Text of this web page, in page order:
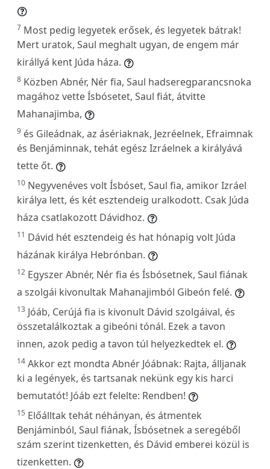
7 Most pedig legyetek erősek, és legyetek bátrak!
Mert uratok, Saul meghalt ugyan, de engem már
királlyá kent Júda háza.
8 Közben Abnér, Nér fia, Saul hadseregparancsnoka
magához vette Ísbósetet, Saul fiát, átvitte
Mahanajimba,
9 és Gileádnak, az ásériaknak, Jezréelnek, Efraimnak
és Benjáminnak, tehát egész Izráelnek a királyává
tette őt.
10 Negyvenéves volt Ísbóset, Saul fia, amikor Izráel
királya lett, és két esztendeig uralkodott. Csak Júda
háza csatlakozott Dávidhoz.
11 Dávid hét esztendeig és hat hónapig volt Júda
házának királya Hebrónban.
12 Egyszer Abnér, Nér fia és Ísbósetnek, Saul fiának
a szolgái kivonultak Mahanajimból Gibeón felé.
13 Jóáb, Cerújá fia is kivonult Dávid szolgáival, és
összetalálkoztak a gibeóni tónál. Ezek a tavon
innen, azok pedig a tavon túl helyezkedtek el.
14 Akkor ezt mondta Abnér Jóábnak: Rajta, álljanak
ki a legények, és tartsanak nekünk egy kis harci
bemutatót! Jóáb ezt felelte: Rendben!
15 Előálltak tehát néhányan, és átmentek
Benjáminból, Saul fiának, Ísbósetnek a seregéből
szám szerint tizenketten, és Dávid emberei közül is
tizenketten.